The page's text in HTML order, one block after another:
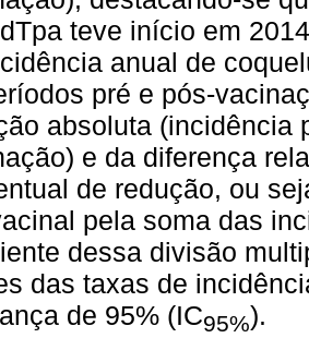
teve início em
anual de
pré e pós-
absoluta (incidência
e da diferença
de redução, ou
pela soma das
dessa divisão
das taxas de
de 95% (IC95%).